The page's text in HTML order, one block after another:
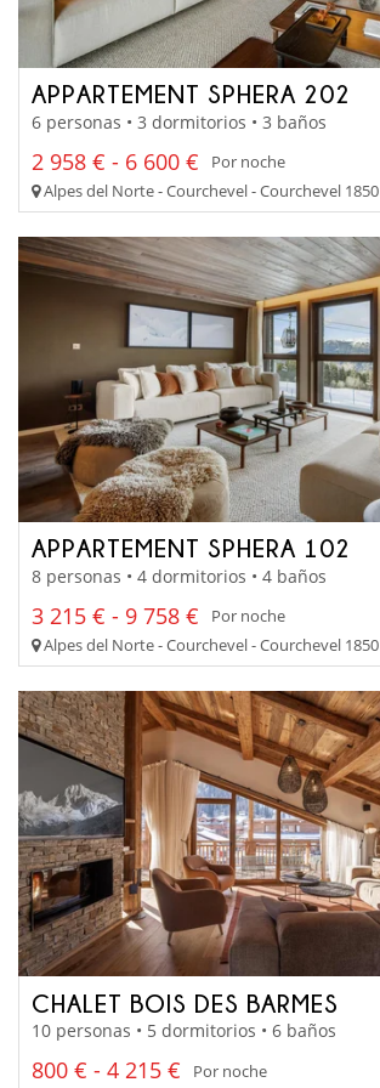
APPARTEMENT SPHERA 202
6 personas • 3 dormitorios • 3 baños
2 958 € - 6 600 €
Por noche
Alpes del Norte - Courchevel - Courchevel 1850
APPARTEMENT SPHERA 102
8 personas • 4 dormitorios • 4 baños
3 215 € - 9 758 €
Por noche
Alpes del Norte - Courchevel - Courchevel 1850
CHALET BOIS DES BARMES
10 personas • 5 dormitorios • 6 baños
800 € - 4 215 € Por noche